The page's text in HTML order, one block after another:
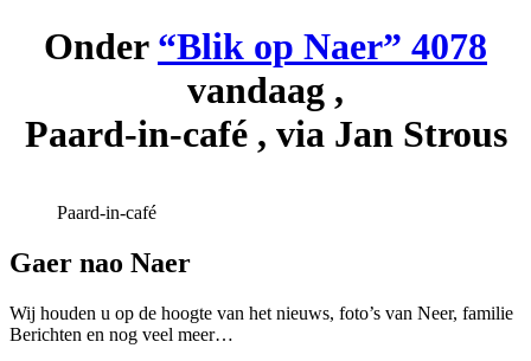
Onder “Blik op Naer” 4078
vandaag ,
Paard-in-café , via Jan Strous
Paard-in-café
Gaer nao Naer
Wij houden u op de hoogte van het nieuws, foto’s van Neer, familie
Berichten en nog veel meer…